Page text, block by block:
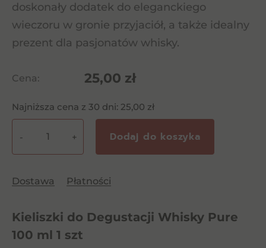
doskonały dodatek do eleganckiego
wieczoru w gronie przyjaciół, a także idealny
prezent dla pasjonatów whisky.
Cena: 25,00 zł
Najniższa cena z 30 dni: 25,00 zł
Kieliszki
Degustacji
Pure
100
- + Dodaj do koszyka
Dostawa Płatności
Kieliszki do Degustacji Whisky Pure
100 ml 1 szt